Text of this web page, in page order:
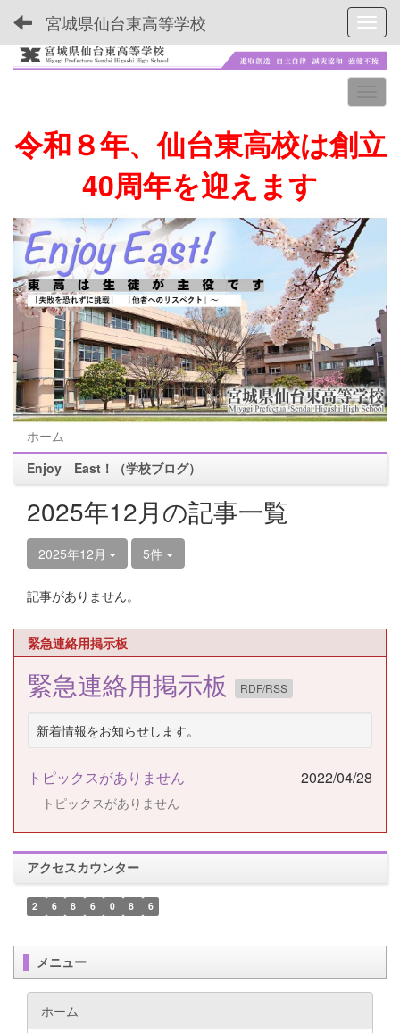
宮城県仙台東高等学校
令和８年、仙台東高校は創立
40周年を迎えます
ホーム
Enjoy East！（学校ブログ）
2025年12月の記事一覧
2025年12月 5件
記事がありません。
緊急連絡用掲示板
緊急連絡用掲示板 RDF/RSS
新着情報をお知らせします。
トピックスがありません 2022/04/28
トピックスがありません
アクセスカウンター
2 6 8 6 0 8 6
メニュー
ホーム